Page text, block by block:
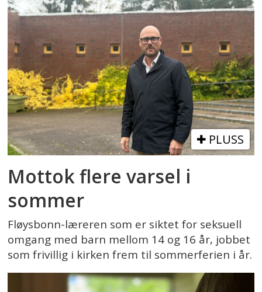
PLUSS
Mottok flere varsel i
sommer
Fløysbonn-læreren som er siktet for seksuell
omgang med barn mellom 14 og 16 år, jobbet
som frivillig i kirken frem til sommerferien i år.